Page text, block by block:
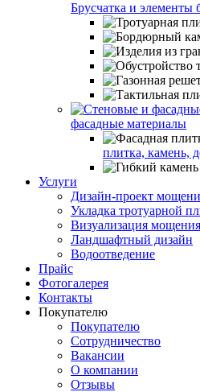
Брусчатка и элементы
фасадные материалы
плитка, камень,
Услуги
Дизайн-проект
Укладка тротуарной
Визуализация мощения
Ландшафтный дизайн
Водоотведение
Прайс
Фотогалерея
Контакты
Покупателю
Покупателю
Сотрудничество
Вакансии
О компании
Отзывы